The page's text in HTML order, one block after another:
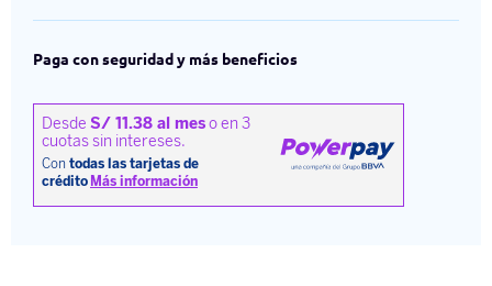
Paga con seguridad y más beneficios